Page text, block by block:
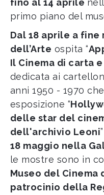
fino al 14 aprile
primo piano del
Dal 18 aprile a
dell’Arte ospita “
Il Cinema di carta
dedicata ai
anni 1950 - 1970
esposizione “
delle star del
dell'archivio Leoni
18 maggio nella
le mostre sono in
Museo del Cinema
patrocinio della